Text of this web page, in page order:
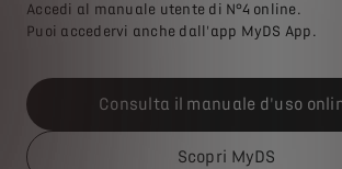
Accedi al manuale utente di N°4 online.
Puoi accedervi anche dall'app MyDS App.
Consulta il manuale d'uso
Scopri MyDS